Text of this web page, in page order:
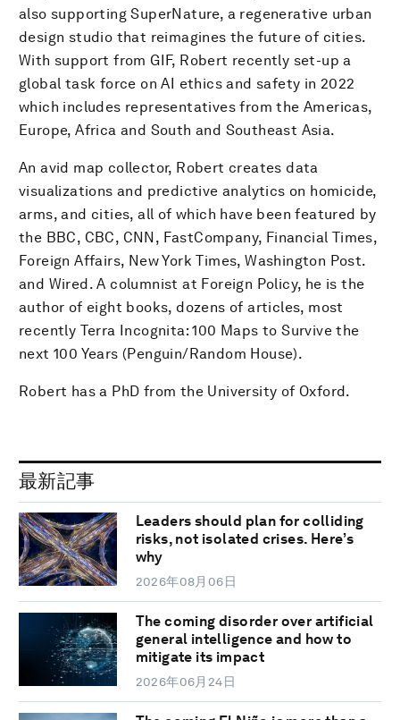
also supporting SuperNature, a regenerative urban
design studio that reimagines the future of cities.
With support from GIF, Robert recently set-up a
global task force on AI ethics and safety in 2022
which includes representatives from the Americas,
Europe, Africa and South and Southeast Asia.
An avid map collector, Robert creates data
visualizations and predictive analytics on homicide,
arms, and cities, all of which have been featured by
the BBC, CBC, CNN, FastCompany, Financial Times,
Foreign Affairs, New York Times, Washington Post.
and Wired. A columnist at Foreign Policy, he is the
author of eight books, dozens of articles, most
recently Terra Incognita: 100 Maps to Survive the
next 100 Years (Penguin/Random House).
Robert has a PhD from the University of Oxford.
最新記事
Leaders should plan for colliding
risks, not isolated crises. Here’s
why
2026年08月06日
The coming disorder over artificial
general intelligence and how to
mitigate its impact
2026年06月24日